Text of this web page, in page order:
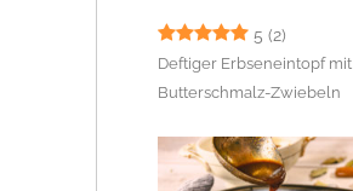
5 (2)
Deftiger Erbseneintopf mit
Butterschmalz-Zwiebeln